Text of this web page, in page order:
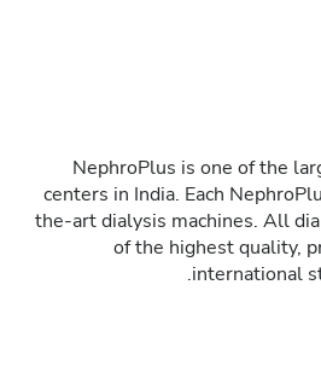
NephroPlus is one of the
centers in India. Each
the-art dialysis machines. All
of the highest quality,
international